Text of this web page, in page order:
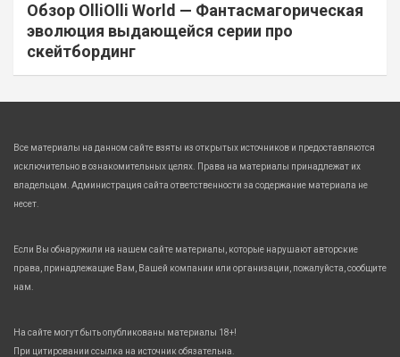
Обзор OlliOlli World — Фантасмагорическая
эволюция выдающейся серии про
скейтбординг
Все материалы на данном сайте взяты из открытых источников и предоставляются
исключительно в ознакомительных целях. Права на материалы принадлежат их
владельцам. Администрация сайта ответственности за содержание материала не
несет.
Если Вы обнаружили на нашем сайте материалы, которые нарушают авторские
права, принадлежащие Вам, Вашей компании или организации, пожалуйста, сообщите
нам.
На сайте могут быть опубликованы материалы 18+!
При цитировании ссылка на источник обязательна.